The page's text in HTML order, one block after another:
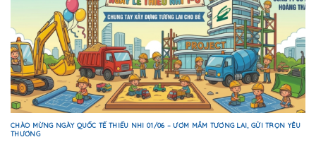
CHÀO MỪNG NGÀY QUỐC TẾ THIẾU NHI 01/06 – ƯƠM MẦM TƯƠNG LAI, GỬI TRỌN YÊU
THƯƠNG